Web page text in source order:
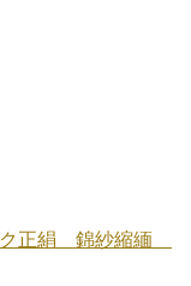
ク正絹 錦紗縮緬